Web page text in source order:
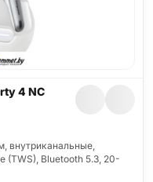
4 NC
внутриканальные,
(TWS), Bluetooth 5.3, 20-